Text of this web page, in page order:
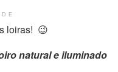
loiras! 😉
natural e iluminado